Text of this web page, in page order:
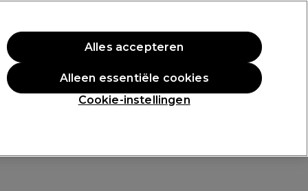
Aanmelden
Professionele Awards
Cookie-instellingen
Alleen essentiële cookies
Alles accepteren